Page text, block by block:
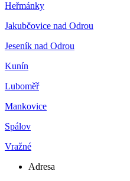
Heřmánky
Jakubčovice nad Odrou
Jeseník nad Odrou
Kunín
Luboměř
Mankovice
Spálov
Vražné
Adresa